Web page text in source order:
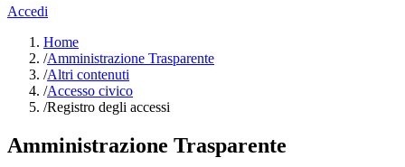
Accedi
Home
/Amministrazione Trasparente
/Altri contenuti
/Accesso civico
/Registro degli accessi
Amministrazione Trasparente